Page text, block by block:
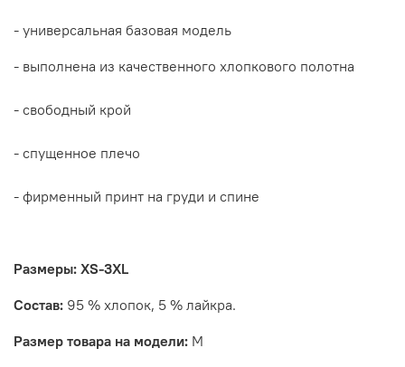
- универсальная базовая модель
- выполнена из качественного хлопкового полотна
- свободный крой
- спущенное плечо
- фирменный принт на груди и спине
Размеры: XS-3XL
Состав: 95 % хлопок, 5 % лайкра.
Размер товара на модели: M